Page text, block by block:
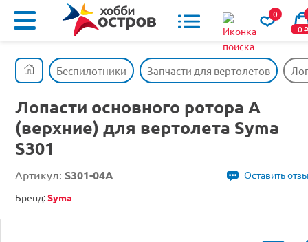
0
0o
Беспилотники Запчасти для вертолетов
Лопасти основного ротора A
(верхние) для вертолета Syma
S301
Артикул: S301-04A
Оставить
Бренд:Syma